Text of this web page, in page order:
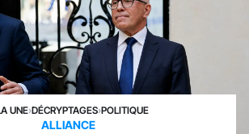
UNE›DÉCRYPTAGES›POLITIQUE
ALLIANCE